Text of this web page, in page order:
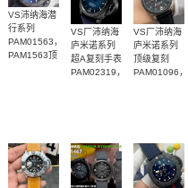
VS沛纳海潜
行系列
PAM01563，
PAM1563顶
VS厂沛纳海
庐米诺系列
超A复刻手表
PAM02319，
VS厂沛纳海
庐米诺系列
顶级复刻
PAM01096，